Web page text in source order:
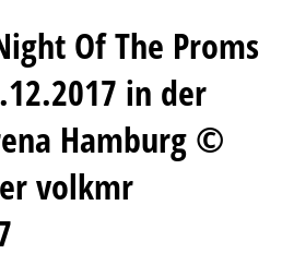
Of The Proms
in der
Hamburg ©
volkmr